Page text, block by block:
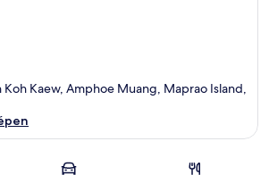
Kaew, Amphoe Muang, Maprao Island,